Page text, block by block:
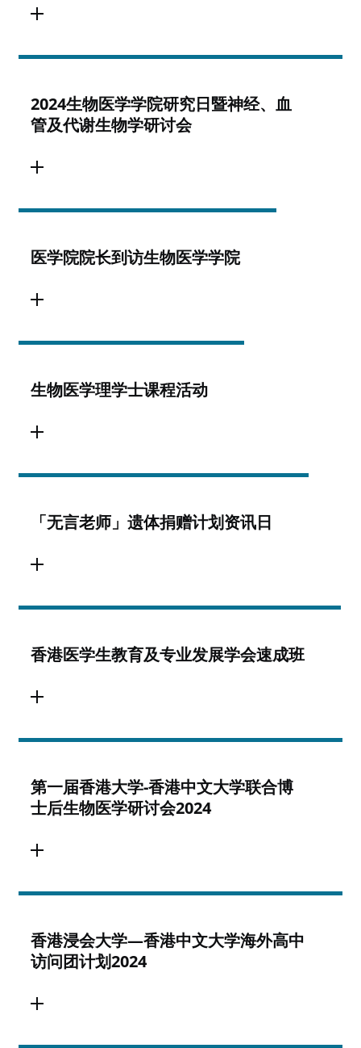
2024生物医学学院研究日暨神经、血
管及代谢生物学研讨会
医学院院长到访生物医学学院
生物医学理学士课程活动
「无言老师」遗体捐赠计划资讯日
香港医学生教育及专业发展学会速成班
第一届香港大学-香港中文大学联合博
士后生物医学研讨会2024
香港浸会大学—香港中文大学海外高中
访问团计划2024